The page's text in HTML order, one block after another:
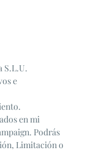
S.L.U.
e
en mi
Podrás
Limitación o